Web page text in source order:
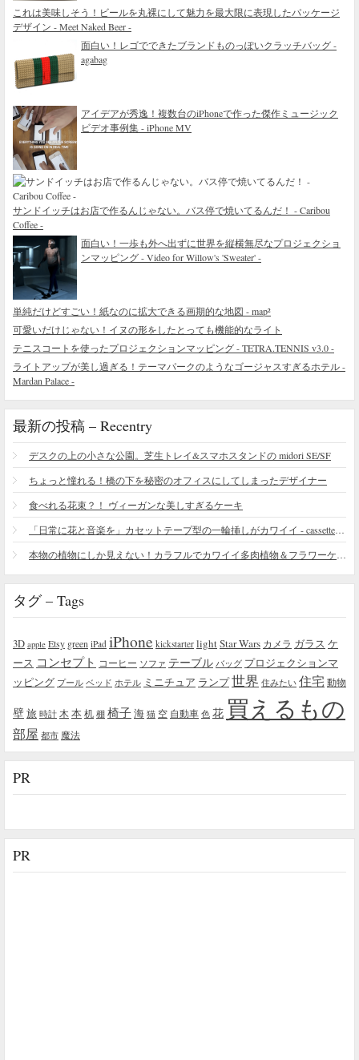
これは美味しそう！ビールを丸裸にして魅力を最大限に表現したパッケージ
デザイン - Meet Naked Beer -
面白い！レゴでできたブランドものっぽいクラッチバッグ -
agabag
アイデアが秀逸！複数台のiPhoneで作った傑作ミュージック
ビデオ事例集 - iPhone MV
サンドイッチはお店で作るんじゃない。バス停で焼いてるんだ！ - Caribou
Coffee -
面白い！一歩も外へ出ずに世界を縦横無尽なプロジェクショ
ンマッピング - Video for Willow's 'Sweater' -
単純だけどすごい！紙なのに拡大できる画期的な地図 - map²
可愛いだけじゃない！イヌの形をしたとっても機能的なライト
テニスコートを使ったプロジェクションマッピング - TETRA.TENNIS v3.0 -
ライトアップが美し過ぎる！テーマパークのようなゴージャスすぎるホテル -
Mardan Palace -
最新の投稿 – Recentry
デスクの上の小さな公園。芝生トレイ&スマホスタンドの midori SE/SF
ちょっと憧れる！橋の下を秘密のオフィスにしてしまったデザイナー
食べれる花束？！ ヴィーガンな美しすぎるケーキ
タグ – Tags
3D apple Etsy green iPad iPhone kickstarter lightStar Wars カメラ ガラス ケ
ース コンセプト コーヒー ソファ テーブル バッグ プロジェクションマ
ッピング プール ベッド ホテル ミニチュア ランプ世界 住みたい 住宅 動物
壁旅 時計 木 本机 棚 椅子海 猫 空 自動車 色 花 買えるもの
部屋 都市 魔法
PR
PR